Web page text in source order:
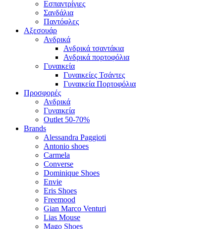
Εσπαντρίγιες
Σανδάλια
Παντόφλες
Αξεσουάρ
Ανδρικά
Ανδρικά τσαντάκια
Ανδρικά πορτοφόλια
Γυναικεία
Γυναικείες Τσάντες
Γυναικεία Πορτοφόλια
Προσφορές
Ανδρικά
Γυναικεία
Outlet 50-70%
Brands
Alessandra Paggioti
Antonio shoes
Carmela
Converse
Dominique Shoes
Envie
Eris Shoes
Freemood
Gian Marco Venturi
Lias Mouse
Mago Shoes